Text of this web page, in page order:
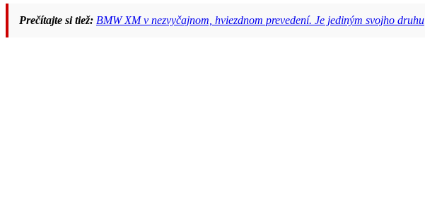
Prečítajte si tiež: BMW XM v nezvyčajnom, hviezdnom prevedení. Je jediným svojho druhu